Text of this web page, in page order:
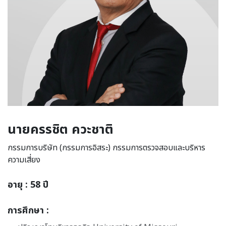
นายครรชิต ควะชาติ
กรรมการบริษัท (กรรมการอิสระ) กรรมการตรวจสอบและบริหาร
ความเสี่ยง
อายุ : 58 ปี
การศึกษา :